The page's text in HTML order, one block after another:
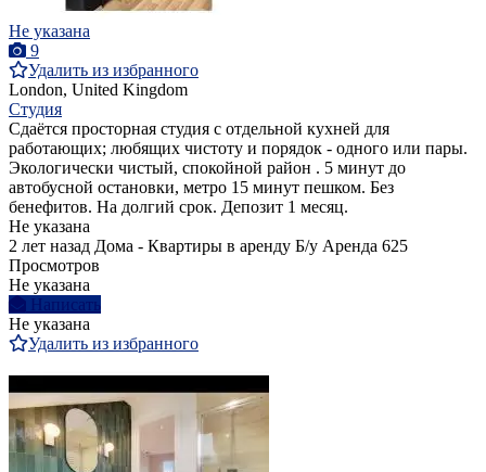
Не указана
9
Удалить из избранного
London, United Kingdom
Студия
Сдаётся просторная студия с отдельной кухней для
работающих; любящих чистоту и порядок - одного или пары.
Экологически чистый, спокойной район . 5 минут до
автобусной остановки, метро 15 минут пешком. Без
бенефитов. На долгий срок. Депозит 1 месяц.
Не указана
2 лет назад Дома - Квартиры в аренду Б/у Аренда 625
Просмотров
Не указана
Написать
Не указана
Удалить из избранного